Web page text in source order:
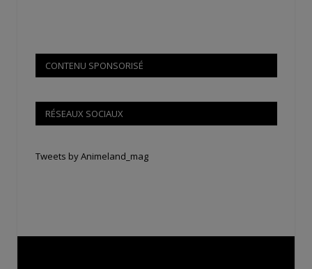
CONTENU SPONSORISÉ
RÉSEAUX SOCIAUX
Tweets by Animeland_mag